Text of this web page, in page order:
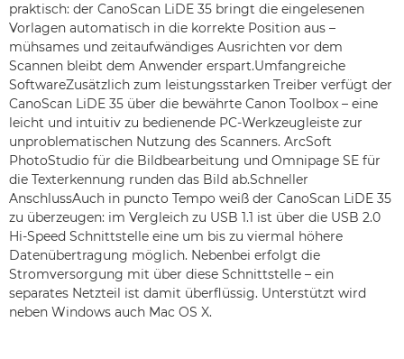
praktisch: der CanoScan LiDE 35 bringt die eingelesenen
Vorlagen automatisch in die korrekte Position aus –
mühsames und zeitaufwändiges Ausrichten vor dem
Scannen bleibt dem Anwender erspart.Umfangreiche
SoftwareZusätzlich zum leistungsstarken Treiber verfügt der
CanoScan LiDE 35 über die bewährte Canon Toolbox – eine
leicht und intuitiv zu bedienende PC-Werkzeugleiste zur
unproblematischen Nutzung des Scanners. ArcSoft
PhotoStudio für die Bildbearbeitung und Omnipage SE für
die Texterkennung runden das Bild ab.Schneller
AnschlussAuch in puncto Tempo weiß der CanoScan LiDE 35
zu überzeugen: im Vergleich zu USB 1.1 ist über die USB 2.0
Hi-Speed Schnittstelle eine um bis zu viermal höhere
Datenübertragung möglich. Nebenbei erfolgt die
Stromversorgung mit über diese Schnittstelle – ein
separates Netzteil ist damit überflüssig. Unterstützt wird
neben Windows auch Mac OS X.